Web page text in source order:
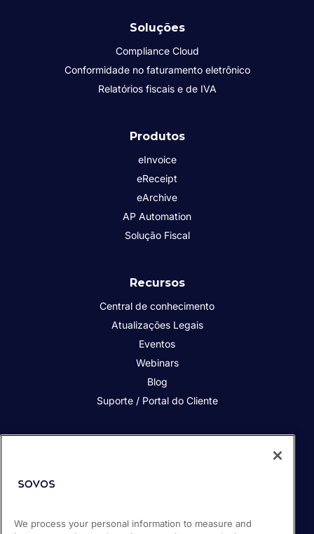
Soluções
Compliance Cloud
Conformidade no faturamento eletrônico
Relatórios fiscais e de IVA
Produtos
eInvoice
eReceipt
eArchive
AP Automation
Solução Fiscal
Recursos
Central de conhecimento
Atualizações Legais
Eventos
Webinars
Blog
Suporte / Portal do Cliente
Sala de Imprensa
We process your personal information to measure and